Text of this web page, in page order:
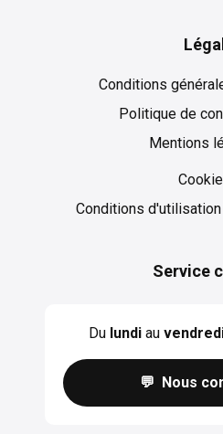
Conditions
Politique de
Mentions
Conditions
Service
Du lundiau
💬 Nous